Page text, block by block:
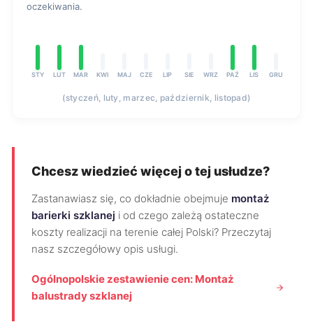
oczekiwania.
STY LUT MAR KWI MAJ CZE LIP SIE WRZ PAŹ LIS GRU
(styczeń, luty, marzec, październik, listopad)
Chcesz wiedzieć więcej o tej usłudze?
Zastanawiasz się, co dokładnie obejmuje montaż
barierki szklanej i od czego zależą ostateczne
koszty realizacji na terenie całej Polski? Przeczytaj
nasz szczegółowy opis usługi.
Ogólnopolskie zestawienie cen: Montaż
balustrady szklanej